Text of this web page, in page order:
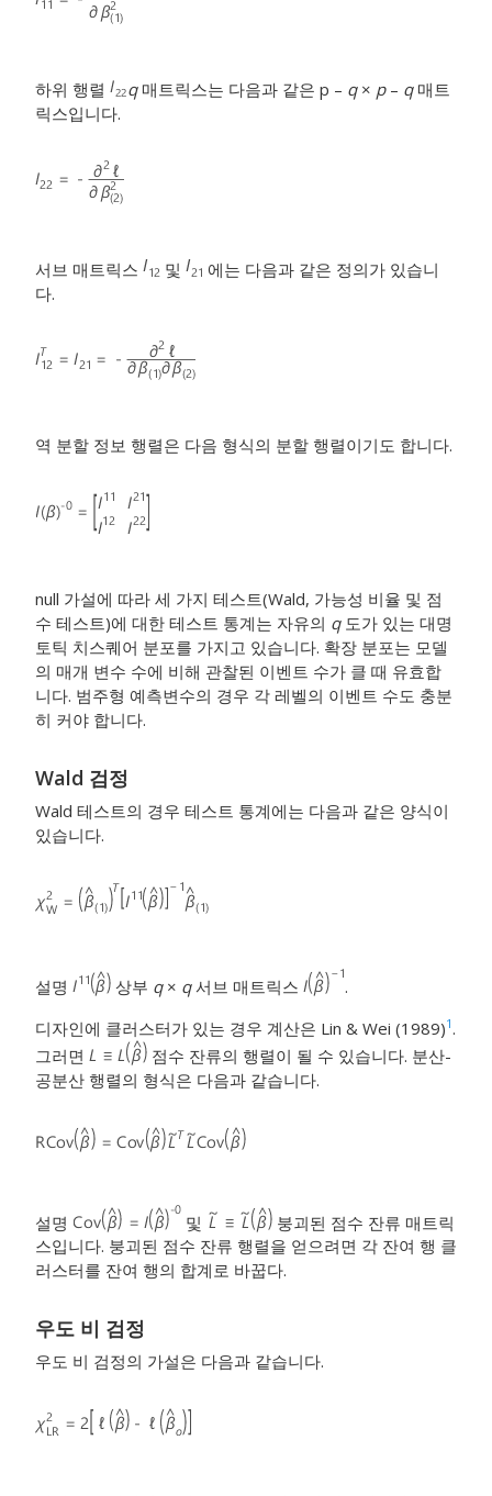
하위 행렬 q 매트릭스는 다음과 같은 p – q× p– q매트
릭스입니다.
서브 매트릭스 및
에는 다음과 같은 정의가 있습니
다.
역 분할 정보 행렬은 다음 형식의 분할 행렬이기도 합니다.
null 가설에 따라 세 가지 테스트(Wald, 가능성 비율 및 점
수 테스트)에 대한 테스트 통계는 자유의 q도가 있는 대명
토틱 치스퀘어 분포를 가지고 있습니다. 확장 분포는 모델
의 매개 변수 수에 비해 관찰된 이벤트 수가 클 때 유효합
니다. 범주형 예측변수의 경우 각 레벨의 이벤트 수도 충분
히 커야 합니다.
Wald 검정
Wald 테스트의 경우 테스트 통계에는 다음과 같은 양식이
있습니다.
설명 상부 q× q서브 매트릭스
.
디자인에 클러스터가 있는 경우 계산은 Lin & Wei (1989)1 .
그러면
점수 잔류의 행렬이 될 수 있습니다. 분산-
공분산 행렬의 형식은 다음과 같습니다.
설명 및
붕괴된 점수 잔류 매트릭
스입니다. 붕괴된 점수 잔류 행렬을 얻으려면 각 잔여 행 클
러스터를 잔여 행의 합계로 바꿉다.
우도 비 검정
우도 비 검정의 가설은 다음과 같습니다.